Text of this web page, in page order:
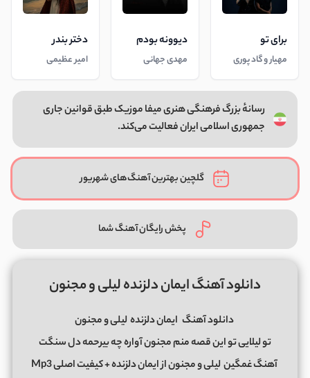
برای تو
مهیار و گاد پوری
دیوونه بودم
مهدی جهانی
دختر بندر
امیر عظیمی
رسانهٔ بزرگ فرهنگی هنری میفا موزیک طبق قوانین جاری
جمهوری اسلامی ایران فعالیت می‌کند.
گلچین بهترین آهنگ‌های شهریور
پخش رایگان آهنگ شما
دانلود آهنگ ایمان دلزنده لیلی و مجنون
دانلود آهنگ ایمان دلزنده لیلی و مجنون
تو لیلایی تو این قصه منم مجنون آواره چه بیرحمه دل سنگت
آهنگ غمگین لیلی و مجنونازایمان دلزنده
+ کیفیت اصلی Mp3